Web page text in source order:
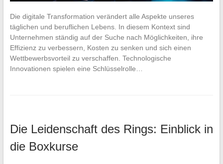
Die digitale Transformation verändert alle Aspekte unseres
täglichen und beruflichen Lebens. In diesem Kontext sind
Unternehmen ständig auf der Suche nach Möglichkeiten, ihre
Effizienz zu verbessern, Kosten zu senken und sich einen
Wettbewerbsvorteil zu verschaffen. Technologische
Innovationen spielen eine Schlüsselrolle…
Die Leidenschaft des Rings: Einblick in
die Boxkurse